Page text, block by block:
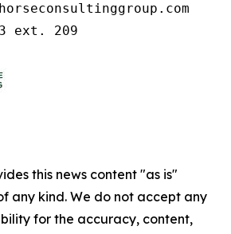
ext. 209
this news content "as is"
any kind. We do not accept any
for the accuracy, content,